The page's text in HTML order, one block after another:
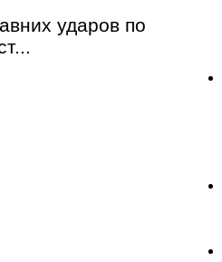
ударов по